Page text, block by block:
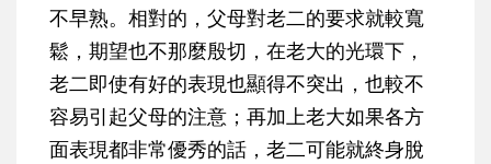
不早熟。相對的，父母對老二的要求就較寬
鬆，期望也不那麼殷切，在老大的光環下，
老二即使有好的表現也顯得不突出，也較不
容易引起父母的注意；再加上老大如果各方
面表現都非常優秀的話，老二可能就終身脫